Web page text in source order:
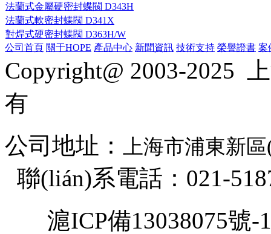
法蘭式金屬硬密封蝶閥 D343H
法蘭式軟密封蝶閥 D341X
對焊式硬密封蝶閥 D363H/W
公司首頁 關于HOPE 產品中心 新聞資訊 技術支持 榮譽證書 案
Copyright@ 2003-2025
有
公司地址：
上海市浦東新
聯(lián)系電話：021-
滬ICP備13038075號-1